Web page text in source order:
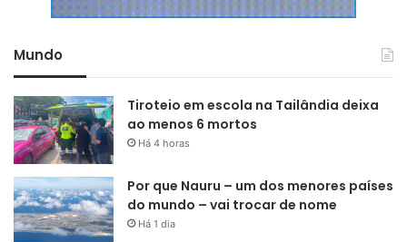
Mundo
Tiroteio em escola na Tailândia deixa
ao menos 6 mortos
Há 4 horas
Por que Nauru – um dos menores países
do mundo – vai trocar de nome
Há 1 dia